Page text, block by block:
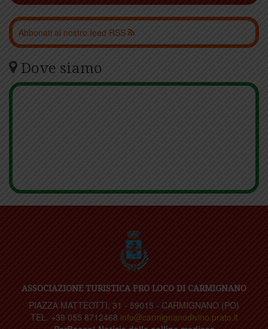
Abbonati al nostro feed RSS
Dove siamo
ASSOCIAZIONE TURISTICA PRO LOCO DI CARMIGNANO
PIAZZA MATTEOTTI, 31 - 59015 - CARMIGNANO (PO)
TEL. +39 055 8712468 info@carmignanodivino.prato.it